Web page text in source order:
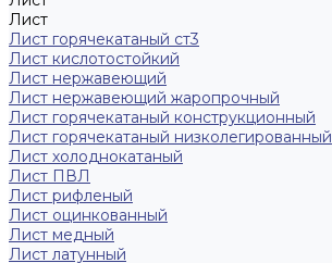
Лист
Лист горячекатаный ст3
Лист кислотостойкий
Лист нержавеющий
Лист нержавеющий жаропрочный
Лист горячекатаный конструкционный
Лист горячекатаный низколегированный
Лист холоднокатаный
Лист ПВЛ
Лист рифленый
Лист оцинкованный
Лист медный
Лист латунный